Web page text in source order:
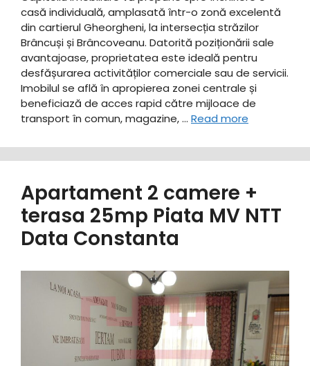
casă individuală, amplasată într-o zonă excelentă
din cartierul Gheorgheni, la intersecția străzilor
Brâncuși și Brâncoveanu. Datorită poziționării sale
avantajoase, proprietatea este ideală pentru
desfășurarea activităților comerciale sau de servicii.
Imobilul se află în apropierea zonei centrale și
beneficiază de acces rapid către mijloace de
transport în comun, magazine, … Read more
Apartament 2 camere +
terasa 25mp Piata MV NTT
Data Constanta